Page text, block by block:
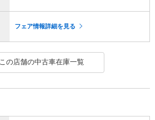
フェア情報詳細を見る
この店舗の中古車在庫一覧